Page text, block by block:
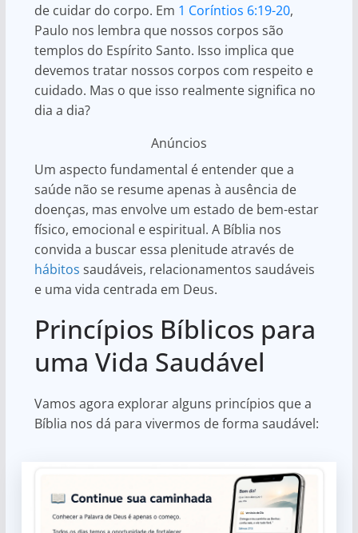
de cuidar do corpo. Em 1 Coríntios 6:19-20,
Paulo nos lembra que nossos corpos são
templos do Espírito Santo. Isso implica que
devemos tratar nossos corpos com respeito e
cuidado. Mas o que isso realmente significa no
dia a dia?
Anúncios
Um aspecto fundamental é entender que a
saúde não se resume apenas à ausência de
doenças, mas envolve um estado de bem-estar
físico, emocional e espiritual. A Bíblia nos
convida a buscar essa plenitude através de
hábitos saudáveis, relacionamentos saudáveis
e uma vida centrada em Deus.
Princípios Bíblicos para
uma Vida Saudável
Vamos agora explorar alguns princípios que a
Bíblia nos dá para vivermos de forma saudável: